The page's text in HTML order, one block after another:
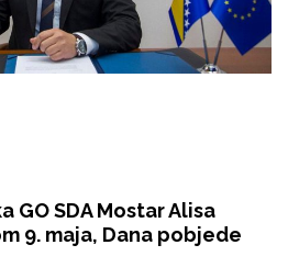
GO SDA Mostar Alisa
9. maja, Dana pobjede